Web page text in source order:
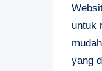
untuk
yang